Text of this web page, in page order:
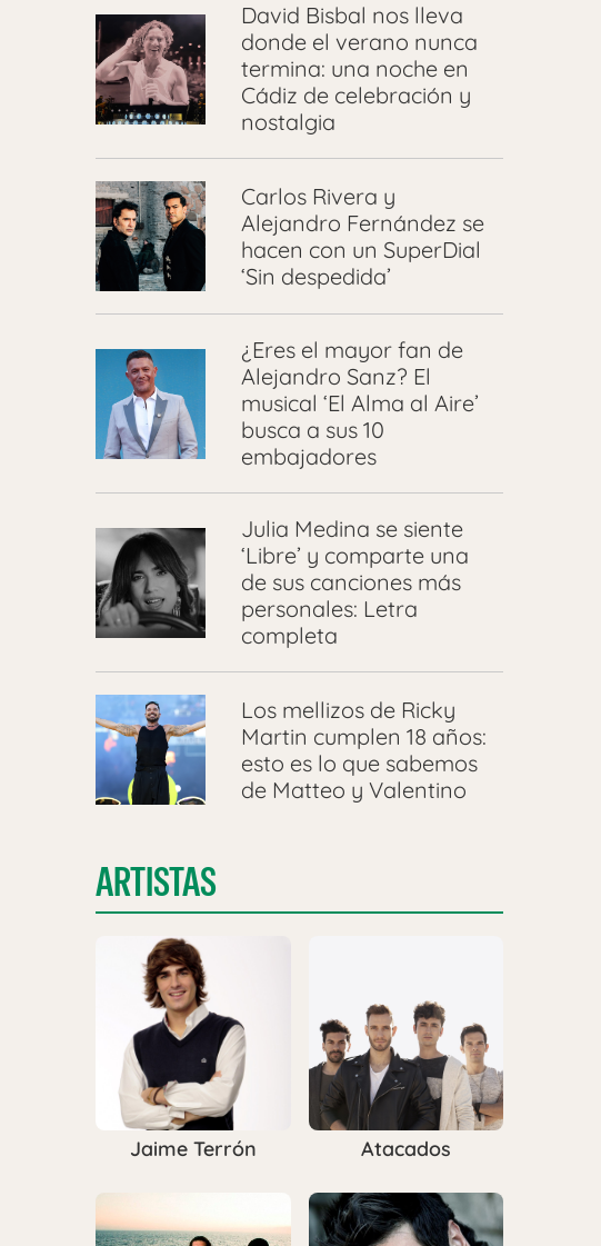
David Bisbal nos lleva
donde el verano nunca
termina: una noche en
Cádiz de celebración y
nostalgia
Carlos Rivera y
Alejandro Fernández se
hacen con un SuperDial
‘Sin despedida’
¿Eres el mayor fan de
Alejandro Sanz? El
musical ‘El Alma al Aire’
busca a sus 10
embajadores
Julia Medina se siente
‘Libre’ y comparte una
de sus canciones más
personales: Letra
completa
Los mellizos de Ricky
Martin cumplen 18 años:
esto es lo que sabemos
de Matteo y Valentino
ARTISTAS
Jaime Terrón Atacados